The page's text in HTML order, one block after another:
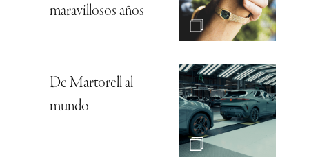
maravillosos años
De Martorell al
mundo